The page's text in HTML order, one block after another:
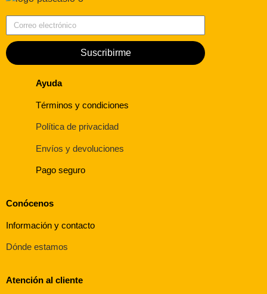
Suscribirme
Ayuda
Términos y condiciones
Política de privacidad
Envíos y devoluciones
Pago seguro
Conócenos
Información y contacto
Dónde estamos
Atención al cliente